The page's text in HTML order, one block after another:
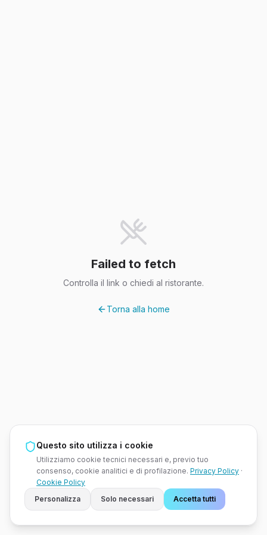
Failed to fetch
Controlla il link o chiedi al ristorante.
Torna alla home
Questo sito utilizza i cookie
Utilizziamo cookie tecnici necessari e, previo tuo
consenso, cookie analitici e di profilazione. Privacy Policy ·
Cookie Policy
Personalizza
Solo necessari Accetta tutti